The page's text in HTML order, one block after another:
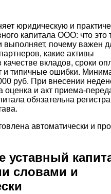
юридическую и
капитала ООО: что это
выполняет, почему важен
какие активы
качестве вкладов, сроки
и типичные ошибки.
руб. При внесении
оценка и акт приема-
обязательна
автоматически и
уставный
словами и